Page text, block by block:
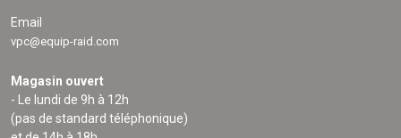
Email
vpc@equip-raid.com
Magasin ouvert
- Le lundi de 9h à 12h
(pas de standard téléphonique)